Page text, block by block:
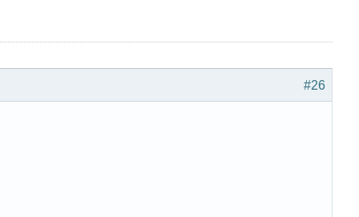
#26